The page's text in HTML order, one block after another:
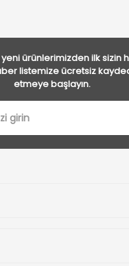
ürünlerimizden ilk sizin
listemize ücretsiz
etmeye başlayın.